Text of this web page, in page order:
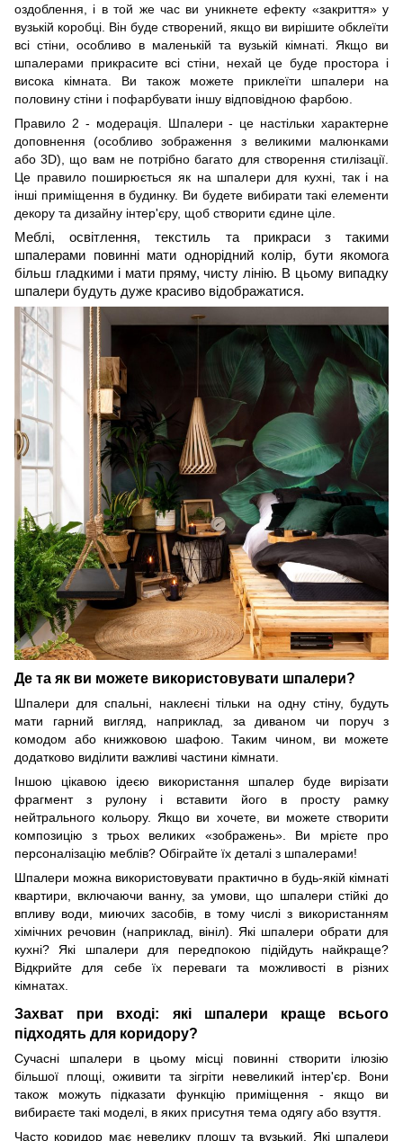
оздоблення, і в той же час ви уникнете ефекту «закриття» у
вузькій коробці. Він буде створений, якщо ви вирішите обклеїти
всі стіни, особливо в маленькій та вузькій кімнаті. Якщо ви
шпалерами прикрасите всі стіни, нехай це буде простора і
висока кімната. Ви також можете приклеїти шпалери на
половину стіни і пофарбувати іншу відповідною фарбою.
Правило 2 - модерація. Шпалери - це настільки характерне
доповнення (особливо зображення з великими малюнками
або 3D), що вам не потрібно багато для створення стилізації.
Це правило поширюється як на шпалери для кухні, так і на
інші приміщення в будинку. Ви будете вибирати такі елементи
декору та дизайну інтер'єру, щоб створити єдине ціле.
Меблі, освітлення, текстиль та прикраси з такими
шпалерами повинні мати однорідний колір, бути якомога
більш гладкими і мати пряму, чисту лінію. В цьому випадку
шпалери будуть дуже красиво відображатися.
Де та як ви можете використовувати шпалери?
Шпалери для спальні, наклеєні тільки на одну стіну, будуть
мати гарний вигляд, наприклад, за диваном чи поруч з
комодом або книжковою шафою. Таким чином, ви можете
додатково виділити важливі частини кімнати.
Іншою цікавою ідеєю використання шпалер буде вирізати
фрагмент з рулону і вставити його в просту рамку
нейтрального кольору. Якщо ви хочете, ви можете створити
композицію з трьох великих «зображень». Ви мрієте про
персоналізацію меблів? Обіграйте їх деталі з шпалерами!
Шпалери можна використовувати практично в будь-якій кімнаті
квартири, включаючи ванну, за умови, що шпалери стійкі до
впливу води, миючих засобів, в тому числі з використанням
хімічних речовин (наприклад, вініл). Які шпалери обрати для
кухні? Які шпалери для передпокою підійдуть найкраще?
Відкрийте для себе їх переваги та можливості в різних
кімнатах.
Захват при вході: які шпалери краще всього
підходять для коридору?
Сучасні шпалери в цьому місці повинні створити ілюзію
більшої площі, оживити тазігріти невеликий інтер'єр. Вони
також можуть підказати функцію приміщення - якщо ви
вибираєте такі моделі, в яких присутня тема одягу або взуття.
Часто коридор має невелику площу тавузький. Які шпалери